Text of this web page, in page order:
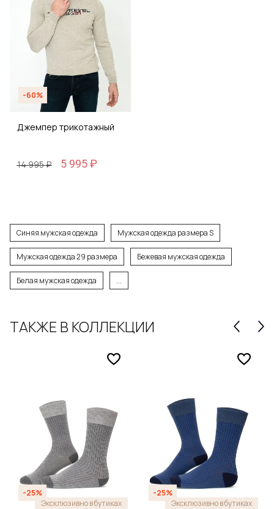
-60%
Джемпер трикотажный
14 995 ₽ 5 995 ₽
Синяя мужская одежда Мужская одежда размера S
Мужская одежда 29 размера Бежевая мужская одежда
Белая мужская одежда ...
ТАКЖЕ В КОЛЛЕКЦИИ
-25%
Эксклюзивно в бутиках
-25%
Эксклюзивно в бутиках